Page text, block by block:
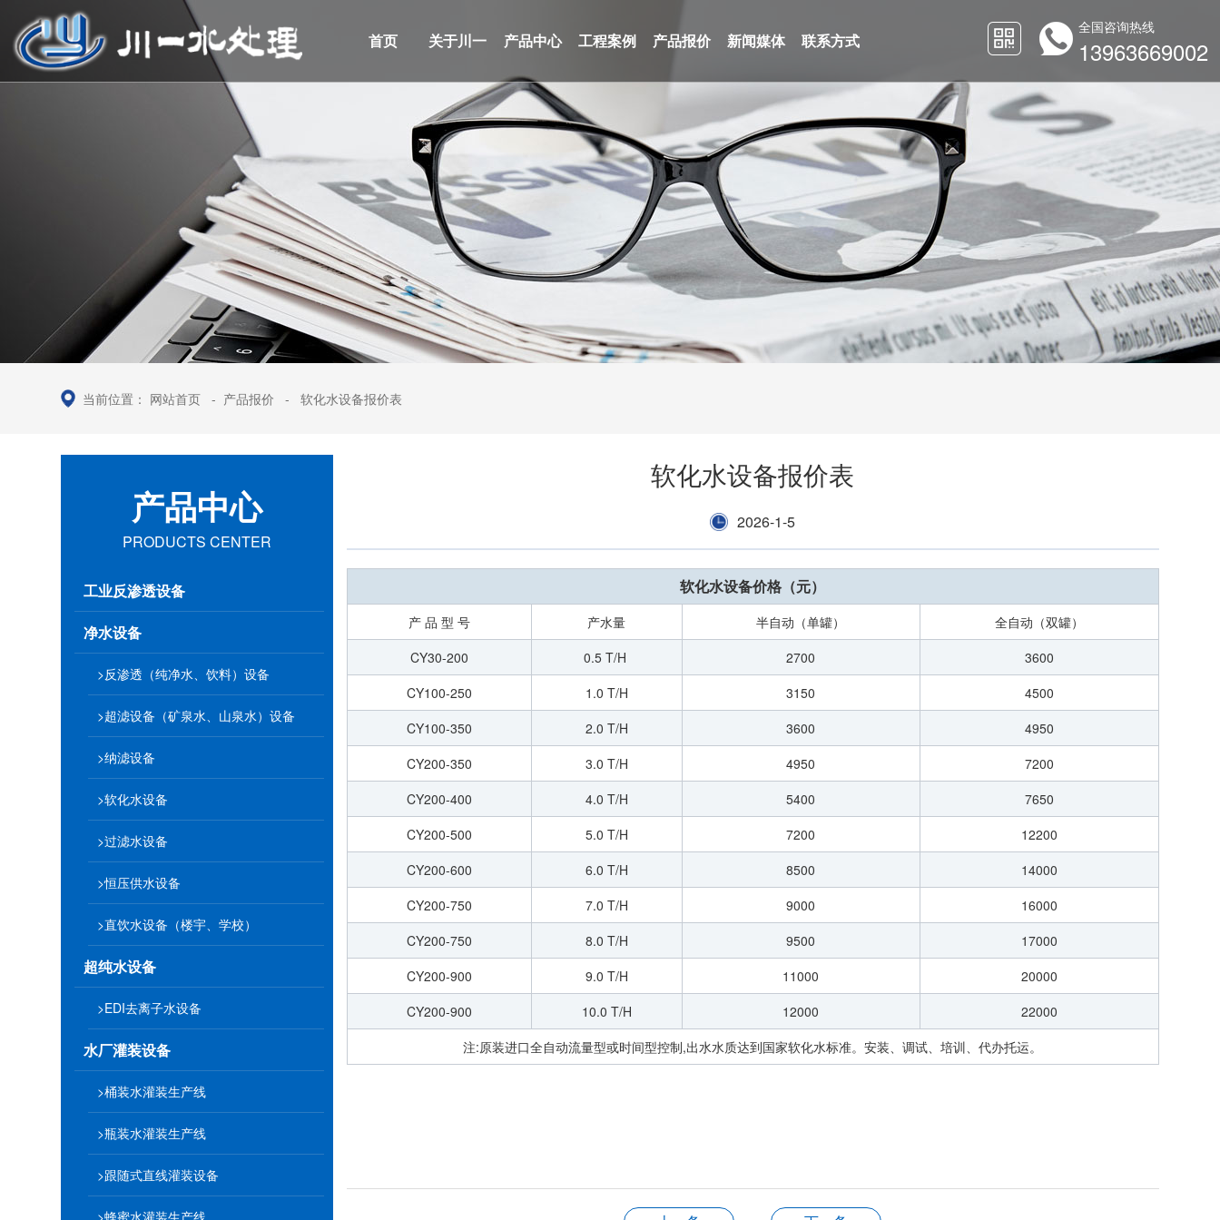
首页 关于川一 产品中心 工程案例 产品报价 新闻媒体 联系方式
全国咨询热线
13963669002
当前位置： 网站首页 - 产品报价 -软化水设备报价表
产品中心
PRODUCTS CENTER
工业反渗透设备
净水设备
>反渗透（纯净水、饮料）设备
>超滤设备（矿泉水、山泉水）设备
>纳滤设备
>软化水设备
>过滤水设备
>恒压供水设备
>直饮水设备（楼宇、学校）
超纯水设备
>EDI去离子水设备
水厂灌装设备
>桶装水灌装生产线
>瓶装水灌装生产线
>跟随式直线灌装设备
>蜂蜜水灌装生产线
软化水设备报价表
2026-1-5
软化水设备价格（元）
产 品 型 号 产水量 半自动（单罐）
全自动（双罐）
CY30-200
0.5 T/H 2700
3600
CY100-250
1.0 T/H 3150
4500
CY100-350
2.0 T/H 3600
4950
CY200-350
3.0 T/H 4950
7200
CY200-400
4.0 T/H 5400
7650
CY200-500
5.0 T/H 7200
12200
CY200-600
6.0 T/H 8500
14000
CY200-750
7.0 T/H 9000
16000
CY200-750
8.0 T/H 9500
17000
CY200-900
9.0 T/H 11000
20000
CY200-900
10.0 T/H 12000
22000
注:原装进口全自动流量型或时间型控制,出水水质达到国家软化水标准。安装、调试、培训、代办托运。